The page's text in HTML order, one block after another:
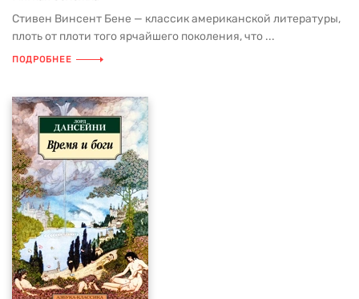
Стивен Винсент Бене — классик американской литературы,
плоть от плоти того ярчайшего поколения, что ...
ПОДРОБНЕЕ